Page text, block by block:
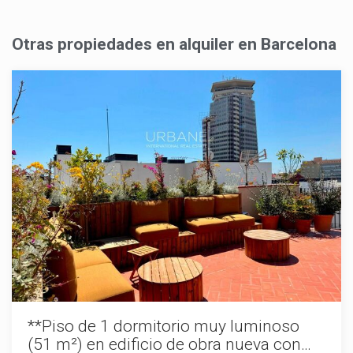
Otras propiedades en alquiler en Barcelona
**Piso de 1 dormitorio muy luminoso
(51 m²) en edificio de obra nueva con
Modificar cookies
Técnicas y funcionales
Siempre activas